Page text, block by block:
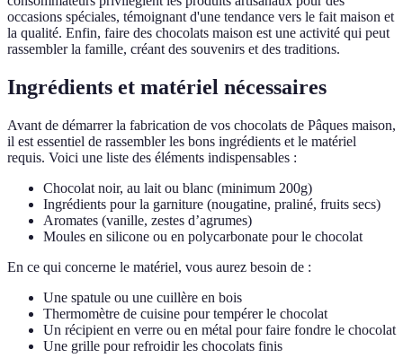
occasions spéciales, témoignant d'une tendance vers le fait maison et
la qualité. Enfin, faire des chocolats maison est une activité qui peut
rassembler la famille, créant des souvenirs et des traditions.
Ingrédients et matériel nécessaires
Avant de démarrer la fabrication de vos chocolats de Pâques maison,
il est essentiel de rassembler les bons ingrédients et le matériel
requis. Voici une liste des éléments indispensables :
Chocolat noir, au lait ou blanc (minimum 200g)
Ingrédients pour la garniture (nougatine, praliné, fruits secs)
Aromates (vanille, zestes d’agrumes)
Moules en silicone ou en polycarbonate pour le chocolat
En ce qui concerne le matériel, vous aurez besoin de :
Une spatule ou une cuillère en bois
Thermomètre de cuisine pour tempérer le chocolat
Un récipient en verre ou en métal pour faire fondre le chocolat
Une grille pour refroidir les chocolats finis